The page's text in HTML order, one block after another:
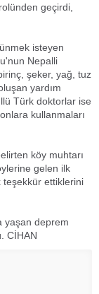
geçirdi,
isteyen
Nepalli
şeker, yağ, tuz
yardım
Türk doktorlar ise
kullanmaları
köy muhtarı
gelen ilk
teşekkür ettiklerini
yaşan deprem
CİHAN